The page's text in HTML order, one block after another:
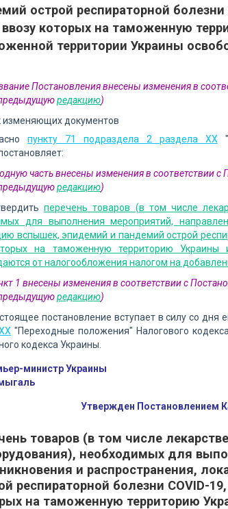
острой респираторной
которых на таможенную
территории Украины
Постановления внесены изменения в
редакцию)
изменяющих документов
пункту 71 подраздела 2 раздела XX
часть внесены изменения в соответствии
редакцию)
перечень товаров (в том числе
для выполнения мероприятий,
вспышек, эпидемий и пандемий острой
на таможенную территорию
от налогообложения налогом на
1 внесены изменения в соответствии с
редакцию)
постановление вступает в силу со дня
"Переходные положения" Налогового
кодекса Украины.
министр Украины
Утвержден Постановлением
товаров (в том числе
необходимых для
и распространения,
респираторной болезни COVID-
на таможенную территорию